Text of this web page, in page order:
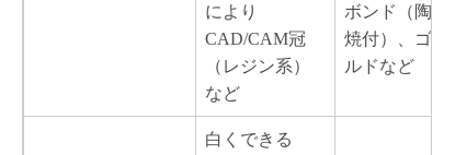
により
CAD/CAM冠
（レジン系）
など
ボンド（陶材
焼付）、ゴー
ルドなど
白くできる